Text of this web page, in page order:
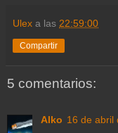
Ulex a las 22:59:00
Compartir
5 comentarios:
Alko 16 de abril